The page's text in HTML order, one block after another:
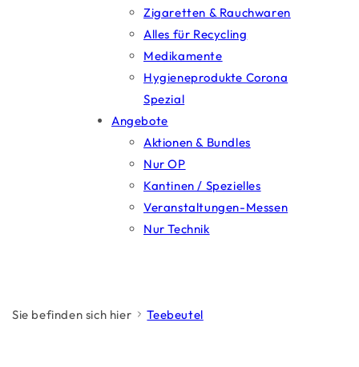
Zigaretten & Rauchwaren
Alles für Recycling
Medikamente
Hygieneprodukte Corona
Spezial
Angebote
Aktionen & Bundles
Nur OP
Kantinen / Spezielles
Veranstaltungen-Messen
Nur Technik
Sie befinden sich hier Teebeutel